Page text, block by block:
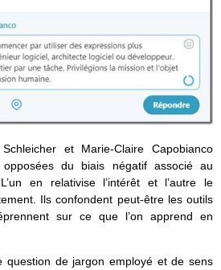
et Marie-Claire Capobianco
du biais négatif associé au
en relativise l’intérêt et l’autre le
Ils confondent peut-être les outils
sur ce que l’on apprend en
question de jargon employé et de sens